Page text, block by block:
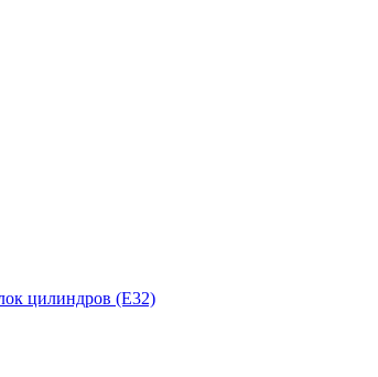
цилиндров (E32)